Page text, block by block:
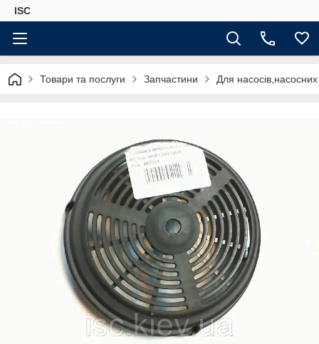
ISC
Товари та послуги Запчастини Для насосів,насосних